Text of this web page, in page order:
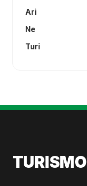
Ari
Ne
Turi
TURISMO